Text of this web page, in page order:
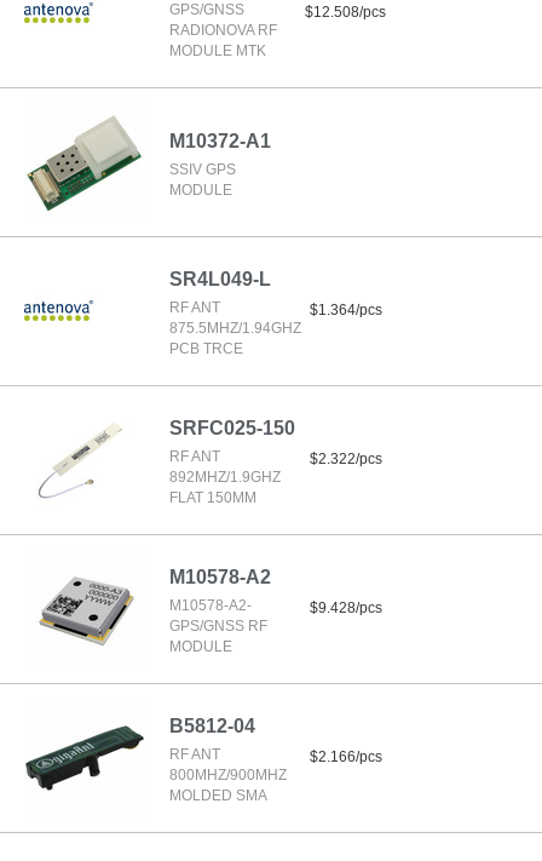
GPS/GNSS
RADIONOVA RF
MODULE MTK
$12.508/pcs
M10372-A1
SSIV GPS
MODULE
SR4L049-L
RF ANT
875.5MHZ/1.94GHZ
PCB TRCE
$1.364/pcs
SRFC025-150
RF ANT
892MHZ/1.9GHZ
FLAT 150MM
$2.322/pcs
M10578-A2
M10578-A2-
GPS/GNSS RF
MODULE
$9.428/pcs
B5812-04
RF ANT
800MHZ/900MHZ
MOLDED SMA
$2.166/pcs